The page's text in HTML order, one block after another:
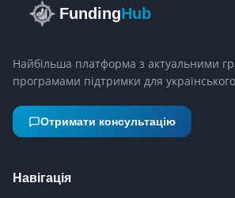
FundingHub
Найбільша платформа з актуальними
програмами підтримки для
Отримати консультацію
Навігація